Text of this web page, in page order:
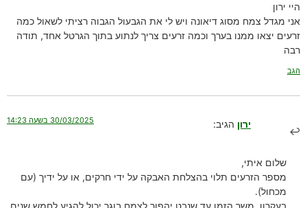
היי ירון
אני מגדל צמח מסוג דיאונה ויש לי את הגבעול הגבוה רציתי לשאול כמה
זרעים יצאו ממנו בערך וכמה זרעים צריך לנתוע בתוך הגרטל אחד, תודה
רבה
הגב
ירון הגיב: 30/03/2025 בשעה 14:23
שלום איתי,
מספר הזרעים תלוי בהצלחת האבקה על ידי חרקים, או על ידיך (עם
מכחול).
בעקרון, משך הזמן עד שנבט יהפוך לצמח בוגר יכול להגיע לחמש שנים.